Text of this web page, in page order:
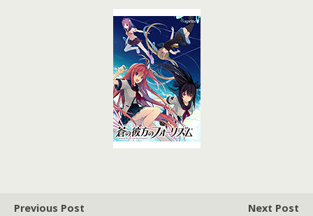
Previous Post
Next Post